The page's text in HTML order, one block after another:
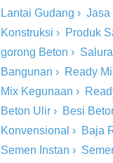
Lantai Gudang › Jasa
Konstruksi › Produk
gorong Beton ›
Bangunan › Ready
Mix Kegunaan ›
Beton Ulir › Besi
Konvensional › Baja
Semen Instan ›